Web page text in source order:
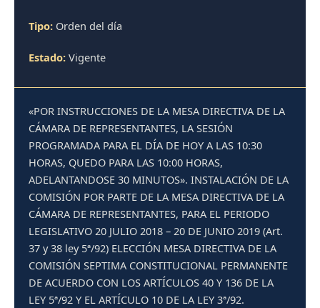
Tipo: Orden del día
Estado: Vigente
«POR INSTRUCCIONES DE LA MESA DIRECTIVA DE LA
CÁMARA DE REPRESENTANTES, LA SESIÓN
PROGRAMADA PARA EL DÍA DE HOY A LAS 10:30
HORAS, QUEDO PARA LAS 10:00 HORAS,
ADELANTANDOSE 30 MINUTOS». INSTALACIÓN DE LA
COMISIÓN POR PARTE DE LA MESA DIRECTIVA DE LA
CÁMARA DE REPRESENTANTES, PARA EL PERIODO
LEGISLATIVO 20 JULIO 2018 – 20 DE JUNIO 2019 (Art.
37 y 38 ley 5ª/92) ELECCIÓN MESA DIRECTIVA DE LA
COMISIÓN SEPTIMA CONSTITUCIONAL PERMANENTE
DE ACUERDO CON LOS ARTÍCULOS 40 Y 136 DE LA
LEY 5ª/92 Y EL ARTÍCULO 10 DE LA LEY 3ª/92.